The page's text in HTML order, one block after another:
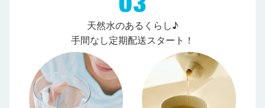
天然水のあるくらし♪
手間なし定期配送スタート！